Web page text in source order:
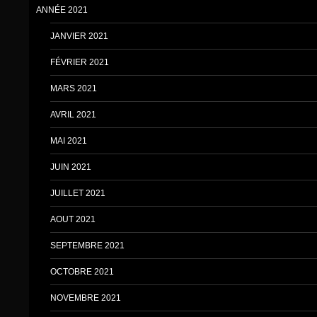
ANNÉE 2021
JANVIER 2021
FÉVRIER 2021
MARS 2021
AVRIL 2021
MAI 2021
JUIN 2021
JUILLET 2021
AOUT 2021
SEPTEMBRE 2021
OCTOBRE 2021
NOVEMBRE 2021